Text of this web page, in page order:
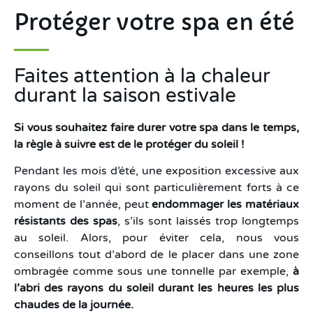
Protéger votre spa en été
Faites attention à la chaleur
durant la saison estivale
Si vous souhaitez faire durer votre spa dans le temps,
la règle à suivre est de le protéger du soleil !
Pendant les mois d’été, une exposition excessive aux
rayons du soleil qui sont particulièrement forts à ce
moment de l’année, peutendommager les matériaux
résistants des spas, s’ils sont laissés trop longtemps
au soleil. Alors, pour éviter cela, nous vous
conseillons tout d’abord de le placer dans une zone
ombragée comme sous une tonnelle par exemple, à
l’abri des rayons du soleil durant les heures les plus
chaudes de la journée.